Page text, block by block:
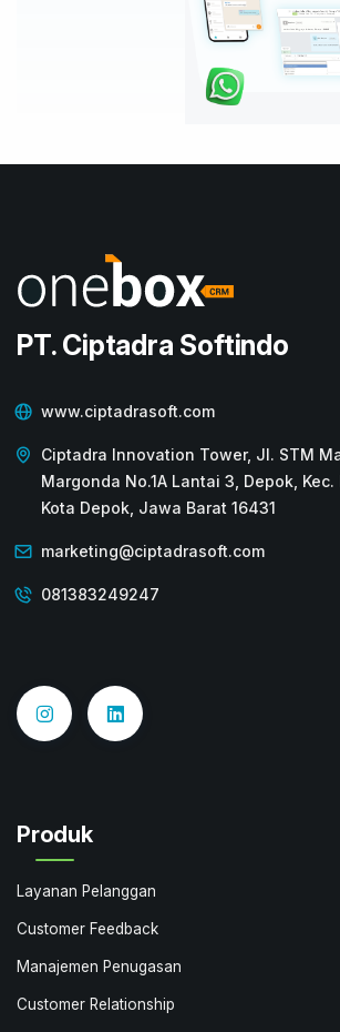
PT. Ciptadra Softindo
www.ciptadrasoft.com
Ciptadra Innovation Tower, Jl. STM
Margonda No.1A Lantai 3, Depok, Kec.
Kota Depok, Jawa Barat 16431
marketing@ciptadrasoft.com
081383249247
Produk
Layanan Pelanggan
Customer Feedback
Manajemen Penugasan
Customer Relationship